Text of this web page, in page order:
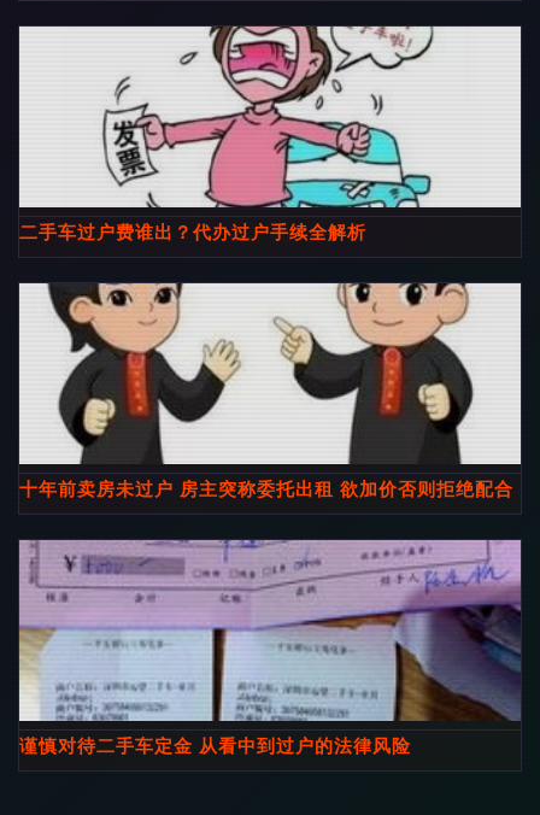
二手车过户费谁出？代办过户手续全解析
十年前卖房未过户 房主突称委托出租 欲加价否则拒绝配合
谨慎对待二手车定金 从看中到过户的法律风险